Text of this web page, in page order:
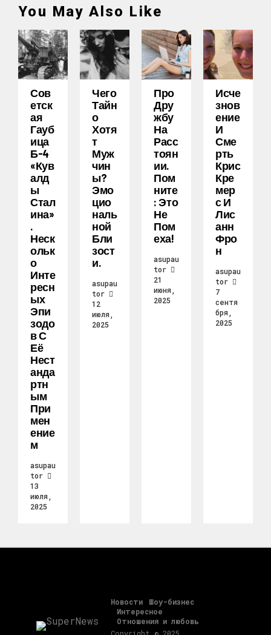
You May Also Like
Сов
Етск
Ая
Гауб
Ица
Б-4
«Кув
Алд
Ы
Стал
Ина»
.
Неск
Ольк
О
Инте
Ресн
Ых
Эпи
Зодо
В С
Её
Нест
Анда
Ртн
Ым
При
Мен
Ение
М
asupau
tor
13
июля,
2025
Чего
Тайн
О
Хотя
Т
Муж
Чин
Ы?
Эмо
Цио
Наль
Ной
Бли
Зост
И.
asupau
tor
12
июля,
2025
Про
Дру
Жбу
На
Расс
Тоян
Ии.
Пом
Ните
: Это
Не
Пом
Еха!
asupau
tor
21
июня,
2025
Исче
Знов
Ение
И
Сме
Рть
Крис
Кре
Мер
С И
Лис
Анн
Фро
Н
asupau
tor
7
сентя
бря,
2025
Новости
Шоу-бизнес
Интересное
Отношения и любовь
Copyright © 2025